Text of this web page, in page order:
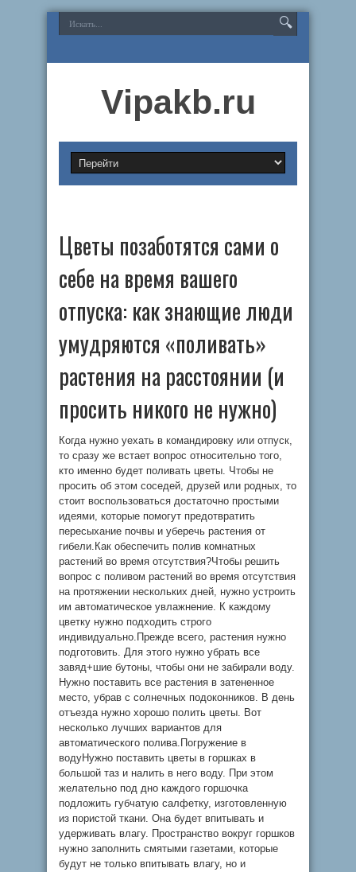
Vipakb.ru
Цветы позаботятся сами о
себе на время вашего
отпуска: как знающие люди
умудряются «поливать»
растения на расстоянии (и
просить никого не нужно)
Когда нужно уехать в командировку или отпуск,
то сразу же встает вопрос относительно того,
кто именно будет поливать цветы. Чтобы не
просить об этом соседей, друзей или родных, то
стоит воспользоваться достаточно простыми
идеями, которые помогут предотвратить
пересыхание почвы и уберечь растения от
гибели.Как обеспечить полив комнатных
растений во время отсутствия?Чтобы решить
вопрос с поливом растений во время отсутствия
на протяжении нескольких дней, нужно устроить
им автоматическое увлажнение. К каждому
цветку нужно подходить строго
индивидуально.Прежде всего, растения нужно
подготовить. Для этого нужно убрать все
завяд+шие бутоны, чтобы они не забирали воду.
Нужно поставить все растения в затененное
место, убрав с солнечных подоконников. В день
отъезда нужно хорошо полить цветы. Вот
несколько лучших вариантов для
автоматического полива.Погружение в
водуНужно поставить цветы в горшках в
большой таз и налить в него воду. При этом
желательно под дно каждого горшочка
подложить губчатую салфетку, изготовленную
из пористой ткани. Она будет впитывать и
удерживать влагу. Пространство вокруг горшков
нужно заполнить смятыми газетами, которые
будут не только впитывать влагу, но и